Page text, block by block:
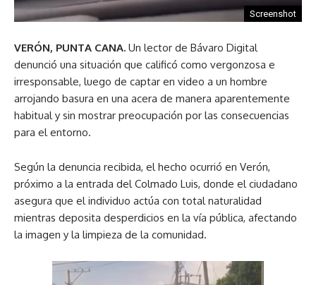
Screenshot
VERÓN, PUNTA CANA. Un lector de Bávaro Digital
denunció una situación que calificó como vergonzosa e
irresponsable, luego de captar en video a un hombre
arrojando basura en una acera de manera aparentemente
habitual y sin mostrar preocupación por las consecuencias
para el entorno.
Según la denuncia recibida, el hecho ocurrió en Verón,
próximo a la entrada del Colmado Luis, donde el ciudadano
asegura que el individuo actúa con total naturalidad
mientras deposita desperdicios en la vía pública, afectando
la imagen y la limpieza de la comunidad.